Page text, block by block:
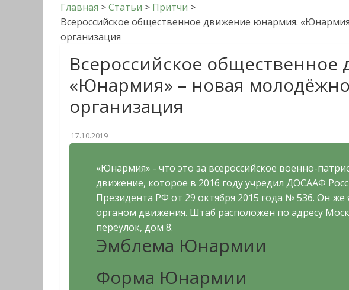
Главная >Статьи > Притчи >
Всероссийское общественное движение юнармия.
организация
Всероссийское
«Юнармия» – новая
организация
17.10.2019
«Юнармия» - что это за всероссийское военно-
движение, которое в 2016 году учредил ДОСААФ
Президента РФ от 29 октября 2015 года № 536. Он
органом движения. Штаб расположен по адресу
переулок, дом 8.
Эмблема Юнармии
Форма Юнармии